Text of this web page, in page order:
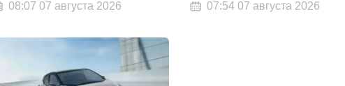
08:07 07 августа 2026 07:54 07 августа 2026